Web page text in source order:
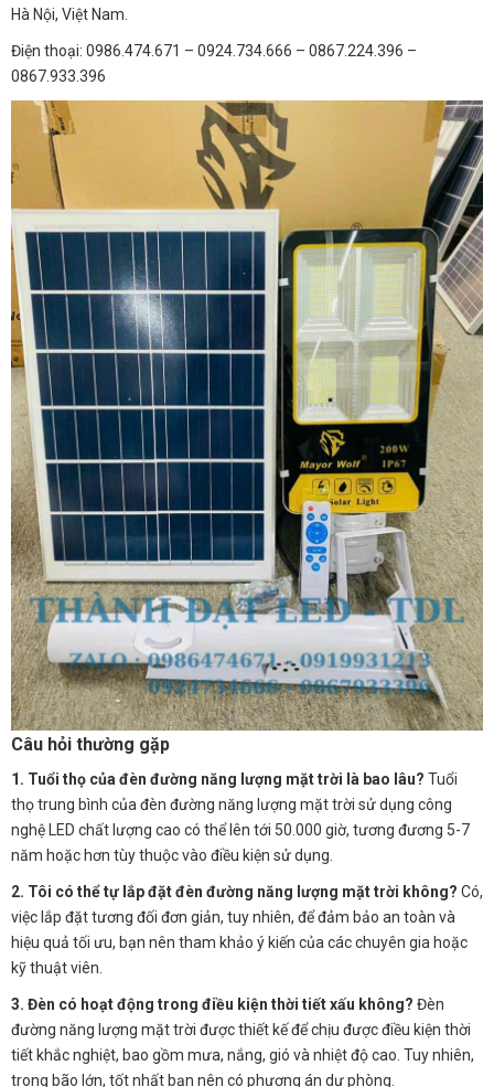
Hà Nội, Việt Nam.
Điện thoại: 0986.474.671 – 0924.734.666 – 0867.224.396 –
0867.933.396
Câu hỏi thường gặp
1. Tuổi thọ của đèn đường năng lượng mặt trời là bao lâu? Tuổi
thọ trung bình của đèn đường năng lượng mặt trời sử dụng công
nghệ LED chất lượng cao có thể lên tới 50.000 giờ, tương đương 5-7
năm hoặc hơn tùy thuộc vào điều kiện sử dụng.
2. Tôi có thể tự lắp đặt đèn đường năng lượng mặt trời không? Có,
việc lắp đặt tương đối đơn giản, tuy nhiên, để đảm bảo an toàn và
hiệu quả tối ưu, bạn nên tham khảo ý kiến của các chuyên gia hoặc
kỹ thuật viên.
3. Đèn có hoạt động trong điều kiện thời tiết xấu không? Đèn
đường năng lượng mặt trời được thiết kế để chịu được điều kiện thời
tiết khắc nghiệt, bao gồm mưa, nắng, gió và nhiệt độ cao. Tuy nhiên,
trong bão lớn, tốt nhất bạn nên có phương án dự phòng.